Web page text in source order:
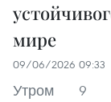
мире
09/06/2026 09:33
Утром 9